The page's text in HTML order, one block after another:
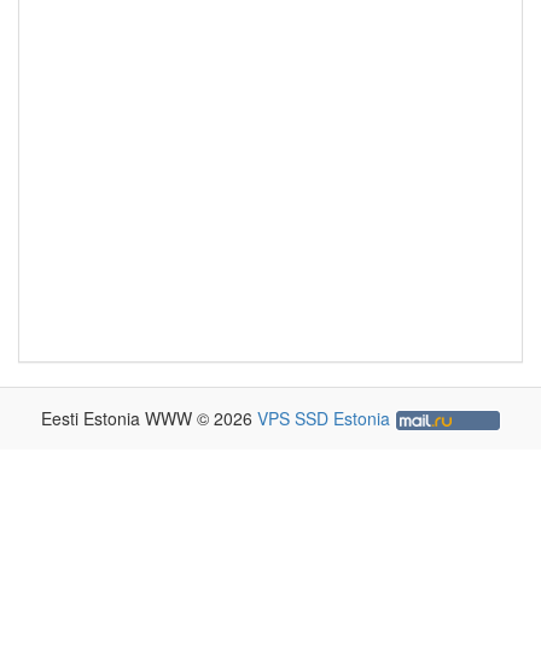
Eesti Estonia WWW © 2026 VPS SSD Estonia